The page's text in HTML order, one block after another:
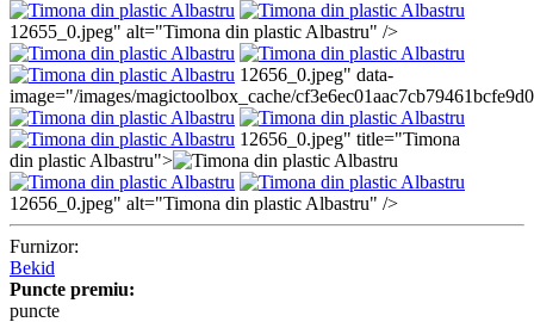
12655_0.jpeg" alt="Timona din plastic Albastru" />
12656_0.jpeg" data-
image="/images/magictoolbox_cache/
12656_0.jpeg" title="Timona
din plastic Albastru">
12656_0.jpeg" alt="Timona din plastic Albastru" />
Furnizor:
Bekid
Puncte premiu:
puncte